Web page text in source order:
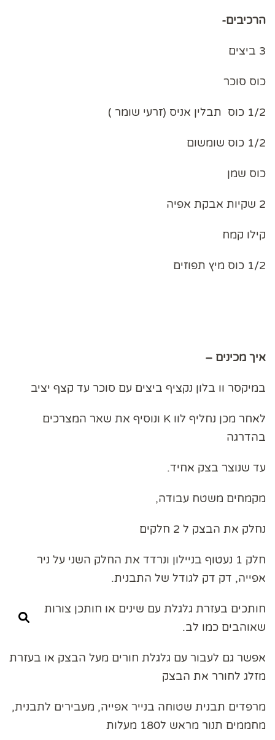
הרכיבים-
3 ביצים
כוס סוכר
1/2 כוס תבלין אניס (זרעי שומר )
1/2 כוס שומשום
כוס שמן
2 שקיות אבקת אפיה
קילו קמח
1/2 כוס מיץ תפוזים
איך מכינים –
במיקסר וו בלון נקציף ביצים עם סוכר עד קצף יציב
לאחר מכן נחליף לוו K ונוסיף את שאר המצרכים
בהדרגה
עד שנוצר בצק אחיד.
מקמחים משטח עבודה,
נחלק את הבצק ל 2 חלקים
חלק 1 נעטוף בניילון ונרדד את החלק השני על ניר
אפייה, דק דק לגודל של התבנית.
חותכים בעזרת גלגלת עם שינים או חותכן צורות
שאוהבים כמו לב.
אפשר גם לעבור עם גלגלת חורים מעל הבצק או בעזרת
מזלג לחורר את הבצק
מרפדים תבנית שטוחה בנייר אפייה, מעבירים לתבנית,
מחממים תנור מראש ל180 מעלות